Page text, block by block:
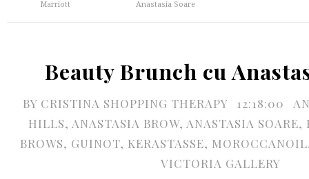
Marriott
Anastasia Soare
Beauty Brunch cu
BY CRISTINA SHOPPING THERAPY 12:18:00
HILLS, ANASTASIA BROW, ANASTASIA SOARE,
BROWS, GUINOT, KERASTASSE, MOROCCANOIL
VICTORIA GALLERY